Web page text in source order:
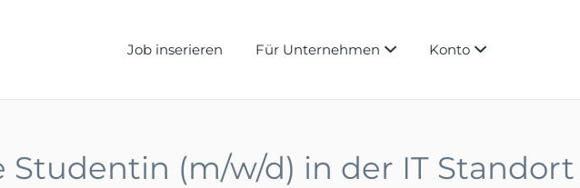
Job inserieren Für Unternehmen Konto
(m/w/d) in der IT Standort